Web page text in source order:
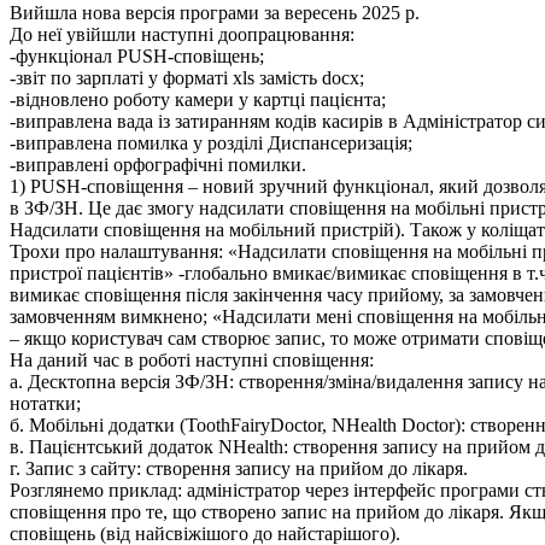
Вийшла нова версія програми за вересень 2025 р.
До неї увійшли наступні доопрацювання:
-функціонал PUSH-сповіщень;
-звіт по зарплаті у форматі xls замість docx;
-відновлено роботу камери у картці пацієнта;
-виправлена вада із затиранням кодів касирів в Адміністратор
-виправлена помилка у розділі Диспансеризація;
-виправлені орфографічні помилки.
1) PUSH-сповіщення – новий зручний функціонал, який
в ЗФ/ЗН. Це дає змогу надсилати сповіщення на мобільні
Надсилати сповіщення на мобільний пристрій). Також у
Трохи про налаштування: «Надсилати сповіщення на мобільні
пристрої пацієнтів» -глобально вмикає/вимикає сповіщення в
вимикає сповіщення після закінчення часу прийому, за
замовченням вимкнено; «Надсилати мені сповіщення на
– якщо користувач сам створює запис, то може отримати
На даний час в роботі наступні сповіщення:
а. Десктопна версія ЗФ/ЗН: створення/зміна/видалення запису
нотатки;
б. Мобільні додатки (ToothFairyDoctor, NHealth Doctor):
в. Пацієнтський додаток NHealth: створення запису на прийом
г. Запис з сайту: створення запису на прийом до лікаря.
Розглянемо приклад: адміністратор через інтерфейс програми
сповіщення про те, що створено запис на прийом до лікаря.
сповіщень (від найсвіжішого до найстарішого).